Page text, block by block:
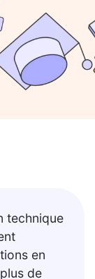
technique
en
de